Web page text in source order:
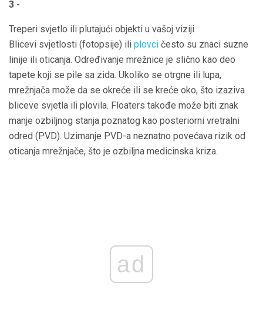
3 -
Treperi svjetlo ili plutajući objekti u vašoj viziji
Blicevi svjetlosti (fotopsije) ili plovci često su znaci suzne
linije ili oticanja. Određivanje mrežnice je slično kao deo
tapete koji se pile sa zida. Ukoliko se otrgne ili lupa,
mrežnjača može da se okreće ili se kreće oko, što izaziva
bliceve svjetla ili plovila. Floaters takođe može biti znak
manje ozbiljnog stanja poznatog kao posteriorni vretralni
odred (PVD). Uzimanje PVD-a neznatno povećava rizik od
oticanja mrežnjače, što je ozbiljna medicinska kriza.
ad